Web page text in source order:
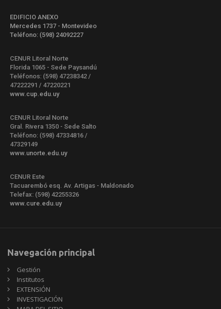
EDIFICIO ANEXO
Mercedes 1737 - Montevideo
Teléfono: (598) 24092227
CENUR Litoral Norte
Florida 1065 - Sede Paysandú
Teléfonos: (598) 47238342 /
47222291 / 47220221
www.cup.edu.uy
CENUR Litoral Norte
Gral. Rivera 1350 - Sede Salto
Teléfono: (598) 47334816 /
47329149
www.unorte.edu.uy
CENUR Este
Tacuarembó esq. Av. Artigas - Maldonado
Telefax: (598) 42255326
www.cure.edu.uy
Navegación principal
Gestión
Institutos
EXTENSIÓN
INVESTIGACIÓN